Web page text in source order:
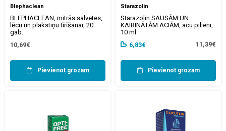
Blephaclean
BLEPHACLEAN, mitrās salvetes,
lēcu un plakstiņu tīrīšanai, 20
gab.
10,69€
Pievienot grozam
Starazolin
Starazolin SAUSĀM UN
KAIRINĀTĀM ACIĀM, acu pilieni,
10 ml
6,83€
11,39€
Pievienot grozam